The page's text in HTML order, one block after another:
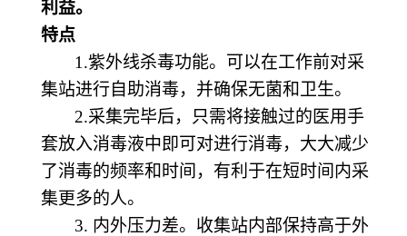
利益。
特点
1.紫外线杀毒功能。
可以在工作前对采
集站进行自助消毒，并确保无菌和卫生。
2.采集完毕后，只需将接触过的医用手
套放入消毒液中即可对进行消毒，大大减少
了消毒的频率和时间，有利于在短时间内采
集更多的人。
3. 内外压力差。收集站内部保持高于外